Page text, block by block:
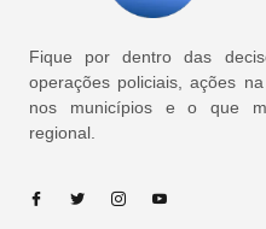
Fique por dentro das
operações policiais, ações
nos municípios e o que
regional.